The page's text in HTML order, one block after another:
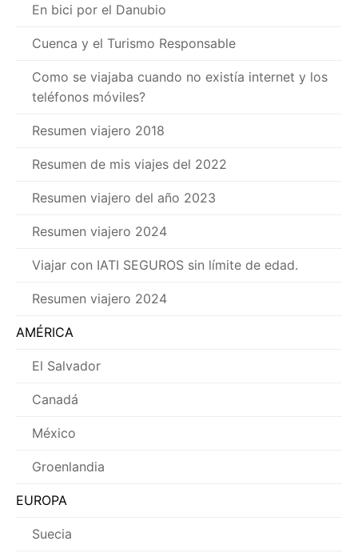
En bici por el Danubio
Cuenca y el Turismo Responsable
Como se viajaba cuando no existía internet y los
teléfonos móviles?
Resumen viajero 2018
Resumen de mis viajes del 2022
Resumen viajero del año 2023
Resumen viajero 2024
Viajar con IATI SEGUROS sin límite de edad.
Resumen viajero 2024
AMÉRICA
El Salvador
Canadá
México
Groenlandia
EUROPA
Suecia